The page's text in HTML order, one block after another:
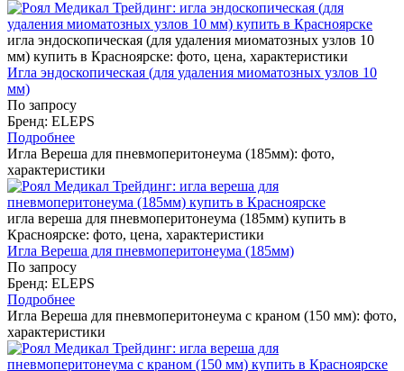
игла эндоскопическая (для удаления миоматозных узлов 10
мм) купить в Красноярске: фото, цена, характеристики
Игла эндоскопическая (для удаления миоматозных узлов 10
мм)
По запросу
Бренд: ELEPS
Подробнее
Игла Вереша для пневмоперитонеума (185мм): фото,
характеристики
игла вереша для пневмоперитонеума (185мм) купить в
Красноярске: фото, цена, характеристики
Игла Вереша для пневмоперитонеума (185мм)
По запросу
Бренд: ELEPS
Подробнее
Игла Вереша для пневмоперитонеума с краном (150 мм): фото,
характеристики